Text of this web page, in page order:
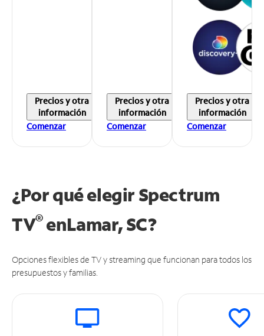
Precios y otra
información
Comenzar
Precios y otra
información
Comenzar
Precios y otra
información
Comenzar
¿Por qué elegir Spectrum
TV®enLamar, SC?
Opciones flexibles de TV y streaming que funcionan para todos los
presupuestos y familias.